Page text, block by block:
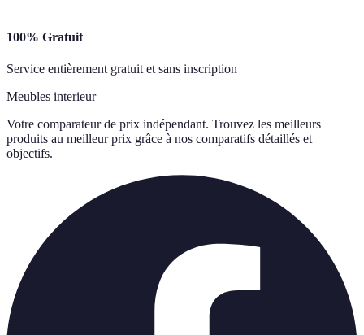
100% Gratuit
Service entièrement gratuit et sans inscription
Meubles interieur
Votre comparateur de prix indépendant. Trouvez les meilleurs
produits au meilleur prix grâce à nos comparatifs détaillés et
objectifs.